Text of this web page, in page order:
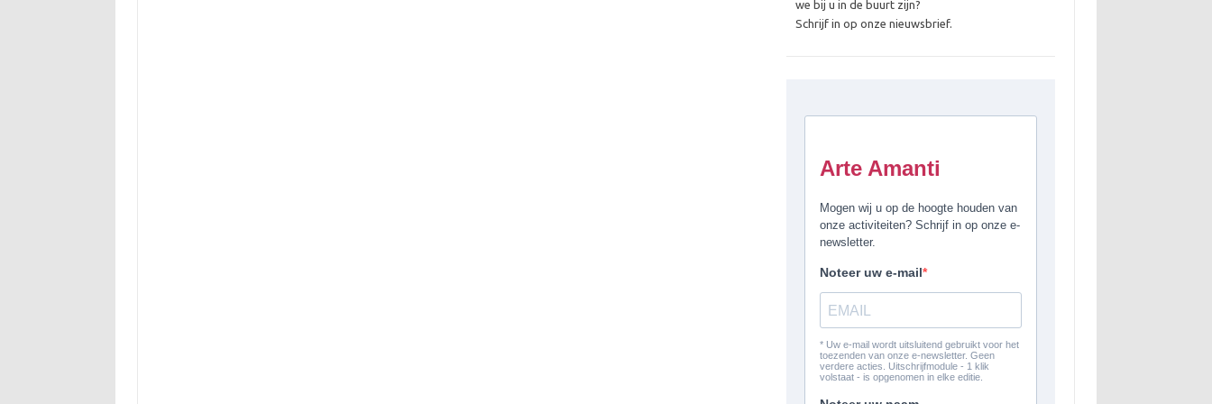
we bij u in de buurt zijn?
Schrijf in op onze nieuwsbrief.